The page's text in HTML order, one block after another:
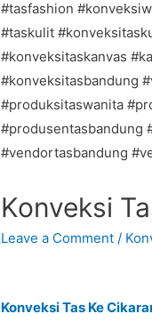
Konveksi
Leave a Comment /
Konveksi Tas Ke